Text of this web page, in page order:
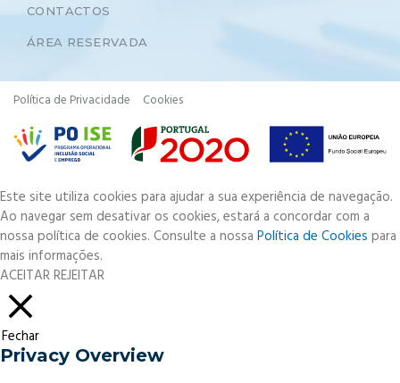
CONTACTOS
ÁREA RESERVADA
Política de Privacidade Cookies
Este site utiliza cookies para ajudar a sua experiência de navegação.
Ao navegar sem desativar os cookies, estará a concordar com a
nossa política de cookies. Consulte a nossa Política de Cookies para
mais informações.
ACEITARREJEITAR
Fechar
Privacy Overview